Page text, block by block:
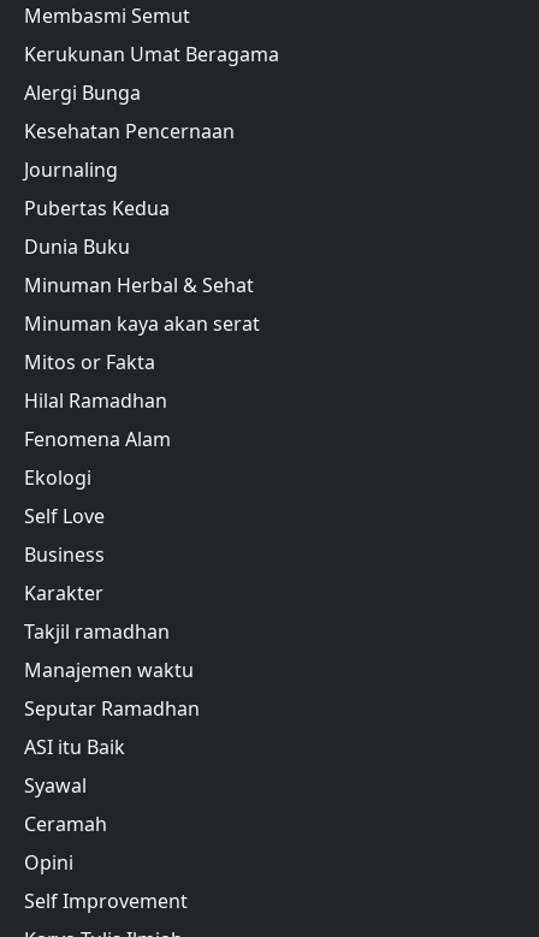
Membasmi Semut
Kerukunan Umat Beragama
Alergi Bunga
Kesehatan Pencernaan
Journaling
Pubertas Kedua
Dunia Buku
Minuman Herbal & Sehat
Minuman kaya akan serat
Mitos or Fakta
Hilal Ramadhan
Fenomena Alam
Ekologi
Self Love
Business
Karakter
Takjil ramadhan
Manajemen waktu
Seputar Ramadhan
ASI itu Baik
Syawal
Ceramah
Opini
Self Improvement